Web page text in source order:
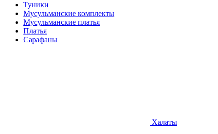
Туники
Мусульманские комплекты
Мусульманские платья
Платья
Сарафаны
Халаты